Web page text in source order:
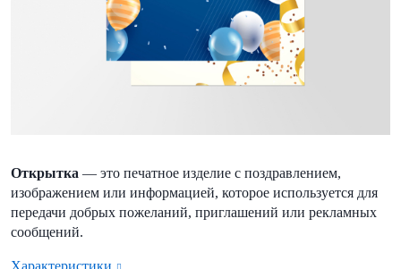
Открытка — это печатное изделие с поздравлением,
изображением или информацией, которое используется для
передачи добрых пожеланий, приглашений или рекламных
сообщений.
Характеристики